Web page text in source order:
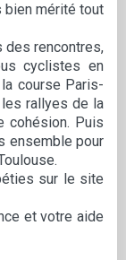
bien mérité tout
des rencontres,
cyclistes en
course Paris-
les rallyes de la
cohésion. Puis
ensemble pour
sur le site
et votre aide